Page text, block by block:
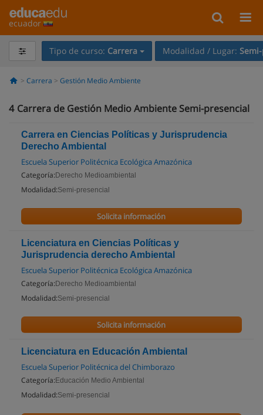
ecuador
Tipo de curso: Carrera Modalidad / Lugar:
Carrera Gestión Medio Ambiente
4 Carrera de Gestión Medio Ambiente Semi-presencial
Carrera en Ciencias Políticas y Jurisprudencia
Derecho Ambiental
Escuela Superior Politécnica Ecológica Amazónica
Categoría: Derecho Medioambiental
Modalidad:Semi-presencial
Solicita información
Licenciatura en Ciencias Políticas y
Jurisprudencia derecho Ambiental
Escuela Superior Politécnica Ecológica Amazónica
Categoría: Derecho Medioambiental
Modalidad:Semi-presencial
Solicita información
Licenciatura en Educación Ambiental
Escuela Superior Politécnica del Chimborazo
Categoría: Educación Medio Ambiental
Modalidad:Semi-presencial